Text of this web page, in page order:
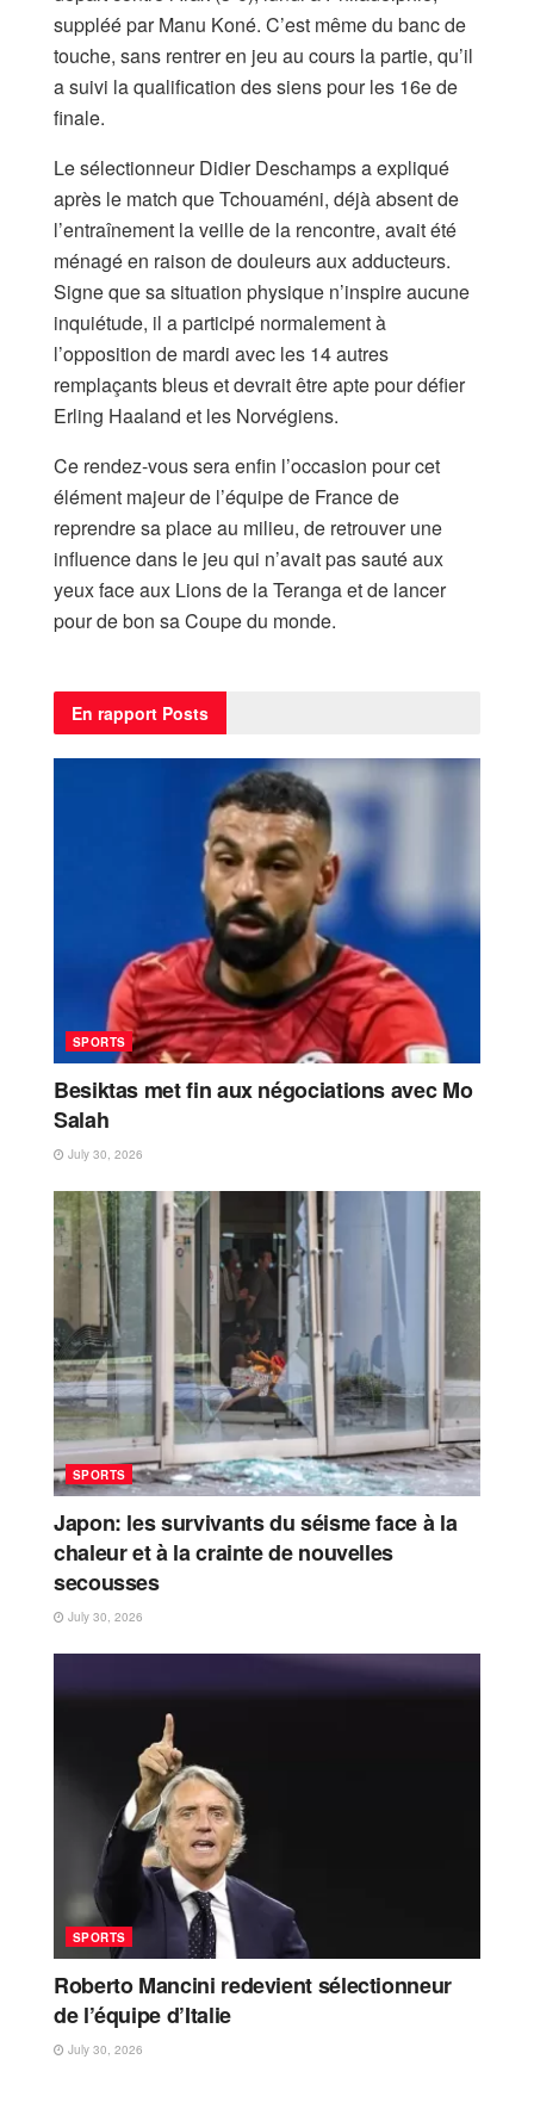
suppléé par Manu Koné. C’est même du banc de
touche, sans rentrer en jeu au cours la partie, qu’il
a suivi la qualification des siens pour les 16e de
finale.
Le sélectionneur Didier Deschamps a expliqué
après le match que Tchouaméni, déjà absent de
l’entraînement la veille de la rencontre, avait été
ménagé en raison de douleurs aux adducteurs.
Signe que sa situation physique n’inspire aucune
inquiétude, il a participé normalement à
l’opposition de mardi avec les 14 autres
remplaçants bleus et devrait être apte pour défier
Erling Haaland et les Norvégiens.
Ce rendez-vous sera enfin l’occasion pour cet
élément majeur de l’équipe de France de
reprendre sa place au milieu, de retrouver une
influence dans le jeu qui n’avait pas sauté aux
yeux face aux Lions de la Teranga et de lancer
pour de bon sa Coupe du monde.
En rapport Posts
SPORTS
Besiktas met fin aux négociations avec Mo
Salah
July 30, 2026
SPORTS
Japon: les survivants du séisme face à la
chaleur et à la crainte de nouvelles
secousses
July 30, 2026
SPORTS
Roberto Mancini redevient sélectionneur
de l’équipe d’Italie
July 30, 2026